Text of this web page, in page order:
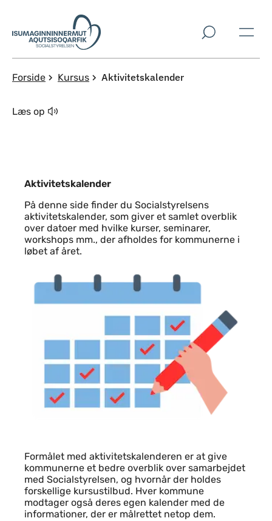
Spring til indholdssektion
Forside Kursus Aktivitetskalender
Læs op
Aktivitetskalender
På denne side finder du Socialstyrelsens
aktivitetskalender, som giver et samlet overblik
over datoer med hvilke kurser, seminarer,
workshops mm., der afholdes for kommunerne i
løbet af året.
Indhold
Indhold
Formålet med aktivitetskalenderen er at give
kommunerne et bedre overblik over samarbejdet
med Socialstyrelsen, og hvornår der holdes
forskellige kursustilbud. Hver kommune
modtager også deres egen kalender med de
informationer, der er målrettet netop dem.